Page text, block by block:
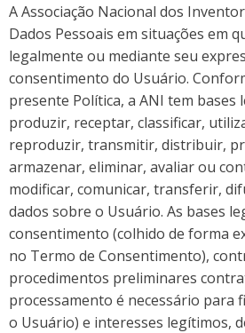
A Associação Nacional dos
Dados Pessoais em situações em
legalmente ou mediante seu
consentimento do Usuário.
presente Política, a ANI tem bases
produzir, receptar, classificar,
reproduzir, transmitir, distribuir,
armazenar, eliminar, avaliar ou
modificar, comunicar, transferir,
dados sobre o Usuário. As bases
consentimento (colhido de forma
no Termo de Consentimento),
procedimentos preliminares
processamento é necessário para
o Usuário) e interesses legítimos,